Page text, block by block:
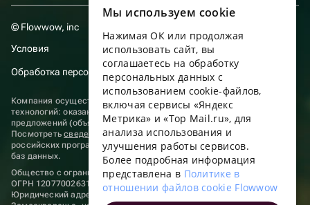
© Flowwow, inc
Условия
Обработка персональных данных
Компания осуществляет деятельность в области информационных
технологий: оказание услуг в сети “Интернет” по размещению
предложений (объявлений) продавцов о реализации товаров.
Посмотретьсведения о программах, включенных в реестр
российских программ для электронных вычислительных машин и
баз данных.
Общество с ограниченной ответственностью «ФЛАУВАУ»
ОГРН 1207700263198, ИНН 9702020445
Юридический адрес: г. Москва, вн.тер. г. Муниципальный округ
ENGLISH
UKRAINIAN
PORTUGUESE
FRENCH
TURKISH
Мы используем сookie
Нажимая ОК или продолжая
использовать сайт, вы
соглашаетесь на обработку
персональных данных с
использованием cookie-файлов,
включая сервисы «Яндекс
Метрика» и «Top Mail.ru», для
анализа использования и
улучшения работы сервисов.
Более подробная информация
представлена в Политике в
отношении файлов cookie Flowwow